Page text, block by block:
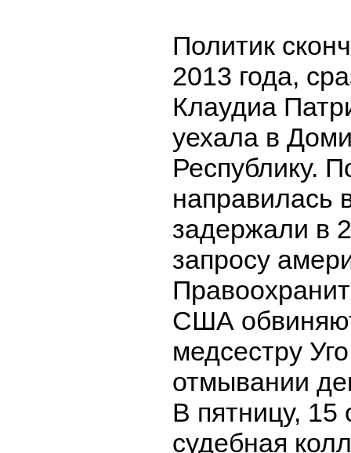
Политик
2013 года,
Клаудиа
уехала в
Республику.
направилась
задержали в
запросу
США
медсестру
отмывании
В пятницу, 15
судебная